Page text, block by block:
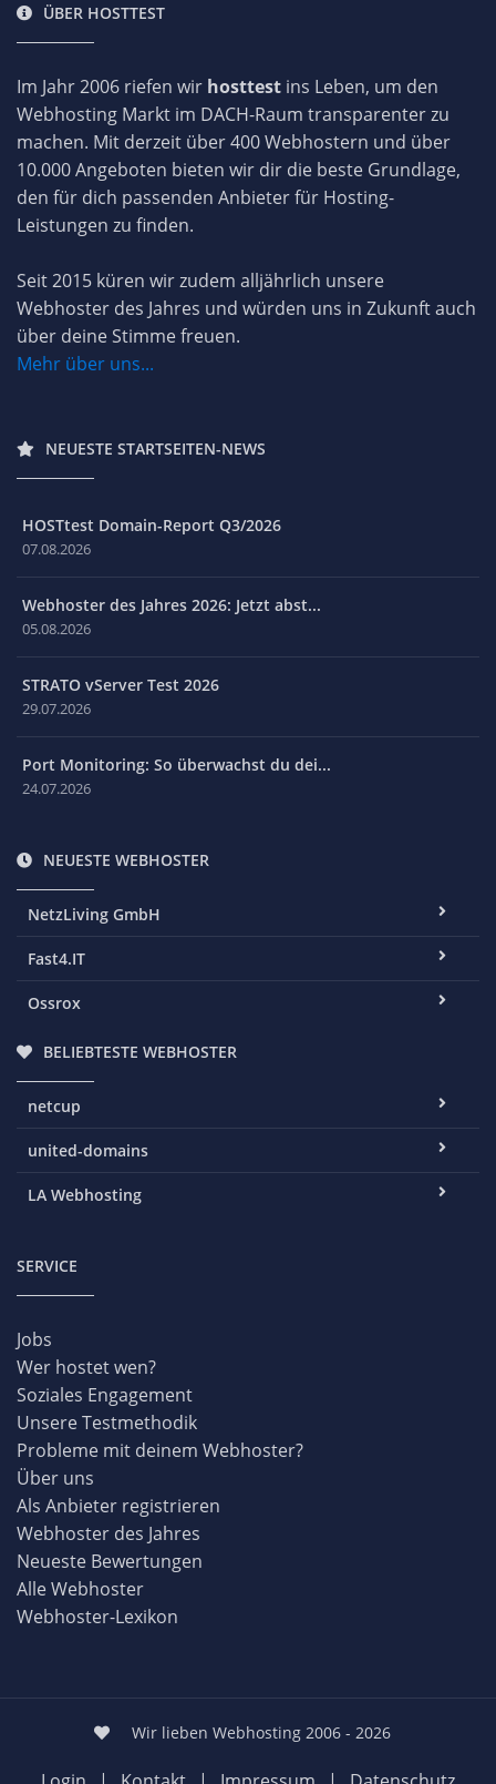
ÜBER HOSTTEST
Im Jahr 2006 riefen wir hosttest ins Leben, um den
Webhosting Markt im DACH-Raum transparenter zu
machen. Mit derzeit über 400 Webhostern und über
10.000 Angeboten bieten wir dir die beste Grundlage,
den für dich passenden Anbieter für Hosting-
Leistungen zu finden.
Seit 2015 küren wir zudem alljährlich unsere
Webhoster des Jahres und würden uns in Zukunft auch
über deine Stimme freuen.
Mehr über uns...
NEUESTE STARTSEITEN-NEWS
HOSTtest Domain-Report Q3/2026
07.08.2026
Webhoster des Jahres 2026: Jetzt abst...
05.08.2026
STRATO vServer Test 2026
29.07.2026
Port Monitoring: So überwachst du dei...
24.07.2026
NEUESTE WEBHOSTER
NetzLiving GmbH
Fast4.IT
Ossrox
BELIEBTESTE WEBHOSTER
netcup
united-domains
LA Webhosting
SERVICE
Jobs
Wer hostet wen?
Soziales Engagement
Unsere Testmethodik
Probleme mit deinem Webhoster?
Über uns
Als Anbieter registrieren
Webhoster des Jahres
Neueste Bewertungen
Alle Webhoster
Webhoster-Lexikon
Wir lieben Webhosting 2006 - 2026